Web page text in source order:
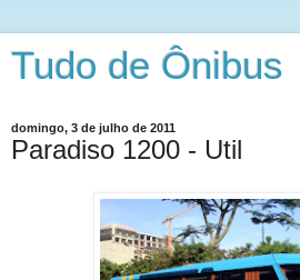
Tudo de Ônibus
domingo, 3 de julho de 2011
Paradiso 1200 - Util